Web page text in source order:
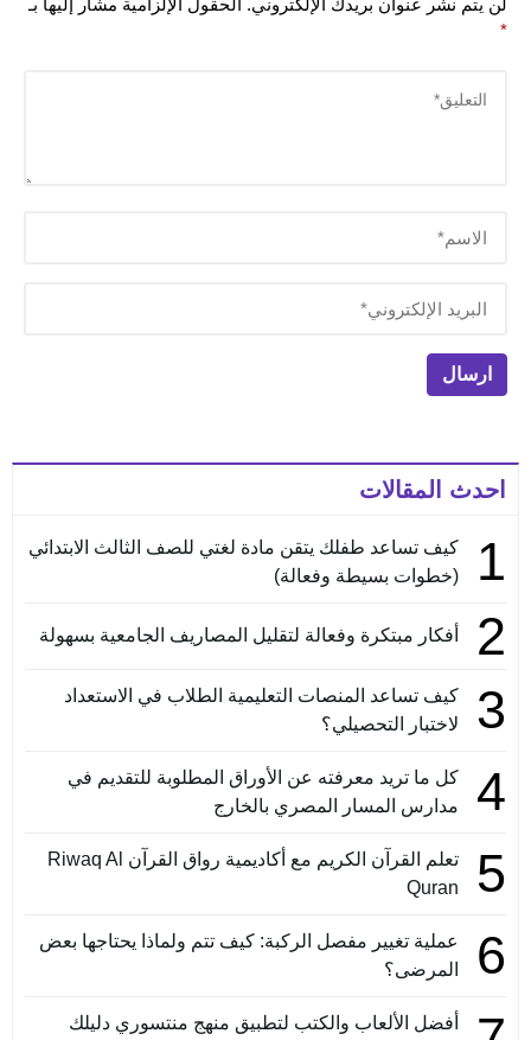
لن يتم نشر عنوان بريدك الإلكتروني. الحقول الإلزامية مشار إليها بـ
*
احدث المقالات
1
كيف تساعد طفلك يتقن مادة لغتي للصف الثالث الابتدائي
(خطوات بسيطة وفعالة)
2 أفكار مبتكرة وفعالة لتقليل المصاريف الجامعية بسهولة
3
كيف تساعد المنصات التعليمية الطلاب في الاستعداد
لاختبار التحصيلي؟
4
كل ما تريد معرفته عن الأوراق المطلوبة للتقديم في
مدارس المسار المصري بالخارج
5
تعلم القرآن الكريم مع أكاديمية رواق القرآن Riwaq Al
Quran
6
عملية تغيير مفصل الركبة: كيف تتم ولماذا يحتاجها بعض
المرضى؟
أفضل الألعاب والكتب لتطبيق منهج منتسوري دليلك